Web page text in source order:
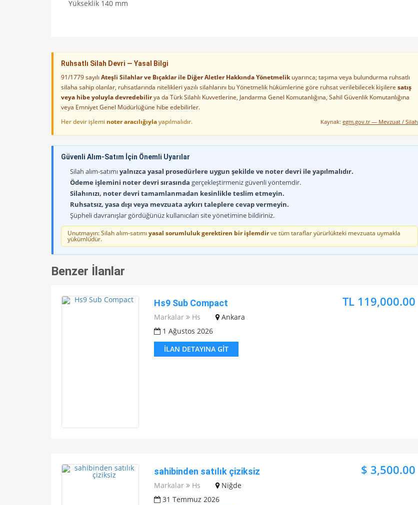
Yükseklik 140 mm
Ruhsatlı Silah Devri — Yasal Bilgi
91/1779 sayılı Ateşli Silahlar ve Bıçaklar ile Diğer Aletler Hakkında Yönetmelikuyarınca; taşıma veya bulundurma ruhsatlı
silaha sahip olanlar, ruhsatlarında nitelikleri yazılı silahlarını bu Yönetmelik hükümlerine göre ruhsat verilebilecek kişilere satış
veya hibe yoluyla devredebilirya da Türk Silahlı Kuvvetlerine, Jandarma Genel Komutanlığına, Sahil Güvenlik Komutanlığına
veya Emniyet Genel Müdürlüğüne hibe edebilirler.
Her devir işlemi noter aracılığıylayapılmalıdır. Kaynak: egm.gov.tr — Mevzuat / Silah
Güvenli Alım-Satım İçin Önemli Uyarılar
Silah alım-satımıyalnızca yasal prosedürlere uygun şekilde ve noter devri ile yapılmalıdır.
Ödeme işlemini noter devri sırasında gerçekleştirmeniz güvenli yöntemdir.
Silahınızı, noter devri tamamlanmadan kesinlikle teslim etmeyin.
Ruhsatsız, yasa dışı veya mevzuata aykırı taleplere cevap vermeyin.
Şüpheli davranışlar gördüğünüz kullanıcıları site yönetimine bildiriniz.
Unutmayın: Silah alım-satımı yasal sorumluluk gerektiren bir işlemdirve tüm taraflar yürürlükteki mevzuata uymakla
yükümlüdür.
Benzer İlanlar
Hs9 Sub Compact
Markalar Hs
Ankara
1 Ağustos 2026
İLAN DETAYINA GIT
TL 119,000.00
sahibinden satılık çiziksiz
Markalar Hs
Niğde
31 Temmuz 2026
$ 3,500.00